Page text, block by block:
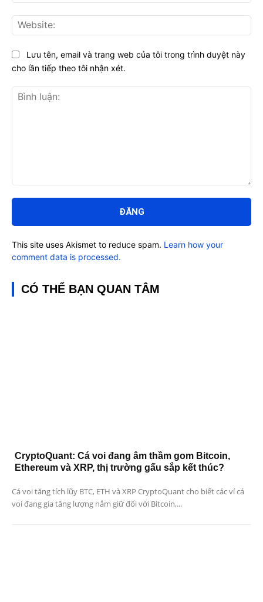
luận:
Lưu tên, email và trang web của tôi trong trình duyệt này
cho lần tiếp theo tôi nhận xét.
This site uses Akismet to reduce spam. Learn how your
comment data is processed.
CÓ THỂ BẠN QUAN TÂM
CryptoQuant: Cá voi đang âm thầm gom Bitcoin,
Ethereum và XRP, thị trường gấu sắp kết thúc?
Cá voi tăng tích lũy BTC, ETH và XRP CryptoQuant cho biết các ví cá
voi đang gia tăng lượng nắm giữ đối với Bitcoin,...